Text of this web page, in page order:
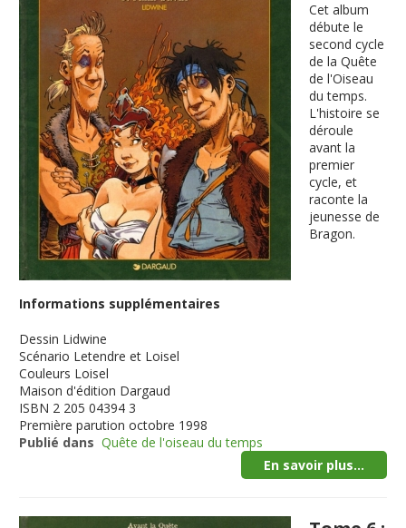
Cet album
débute le
second cycle
de la Quête
de l'Oiseau
du temps.
L'histoire se
déroule
avant la
premier
cycle, et
raconte la
jeunesse de
Bragon.
Informations supplémentaires
Dessin Lidwine
Scénario Letendre et Loisel
Couleurs Loisel
Maison d'édition Dargaud
ISBN 2 205 04394 3
Première parution octobre 1998
Publié dans Quête de l'oiseau du temps
En savoir plus...